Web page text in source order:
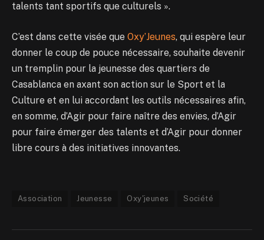
talents tant sportifs que culturels ».
C’est dans cette visée que Oxy’Jeunes, qui espère leur
donner le coup de pouce nécessaire, souhaite devenir
un tremplin pour la jeunesse des quartiers de
Casablanca en axant son action sur le Sport et la
Culture et en lui accordant les outils nécessaires afin,
en somme, d’Agir pour faire naître des envies, d’Agir
pour faire émerger des talents et d’Agir pour donner
libre cours à des initiatives innovantes.
Association Jeunesse Oxy'jeunes Société